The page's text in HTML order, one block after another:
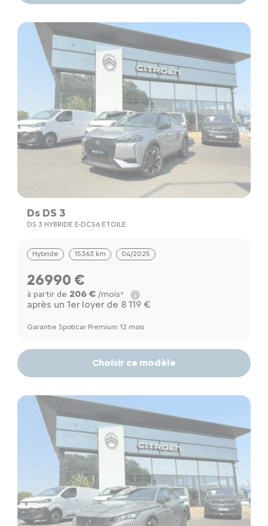
Ds DS 3
DS 3 HYBRIDE E-DCS6 ETOILE
Hybride 15363 km 04/2025
26990 €
à partir de 206 €/mois*
après un 1er loyer de 8 119 €
Garantie Spoticar Premium 12 mois
Choisir ce modèle